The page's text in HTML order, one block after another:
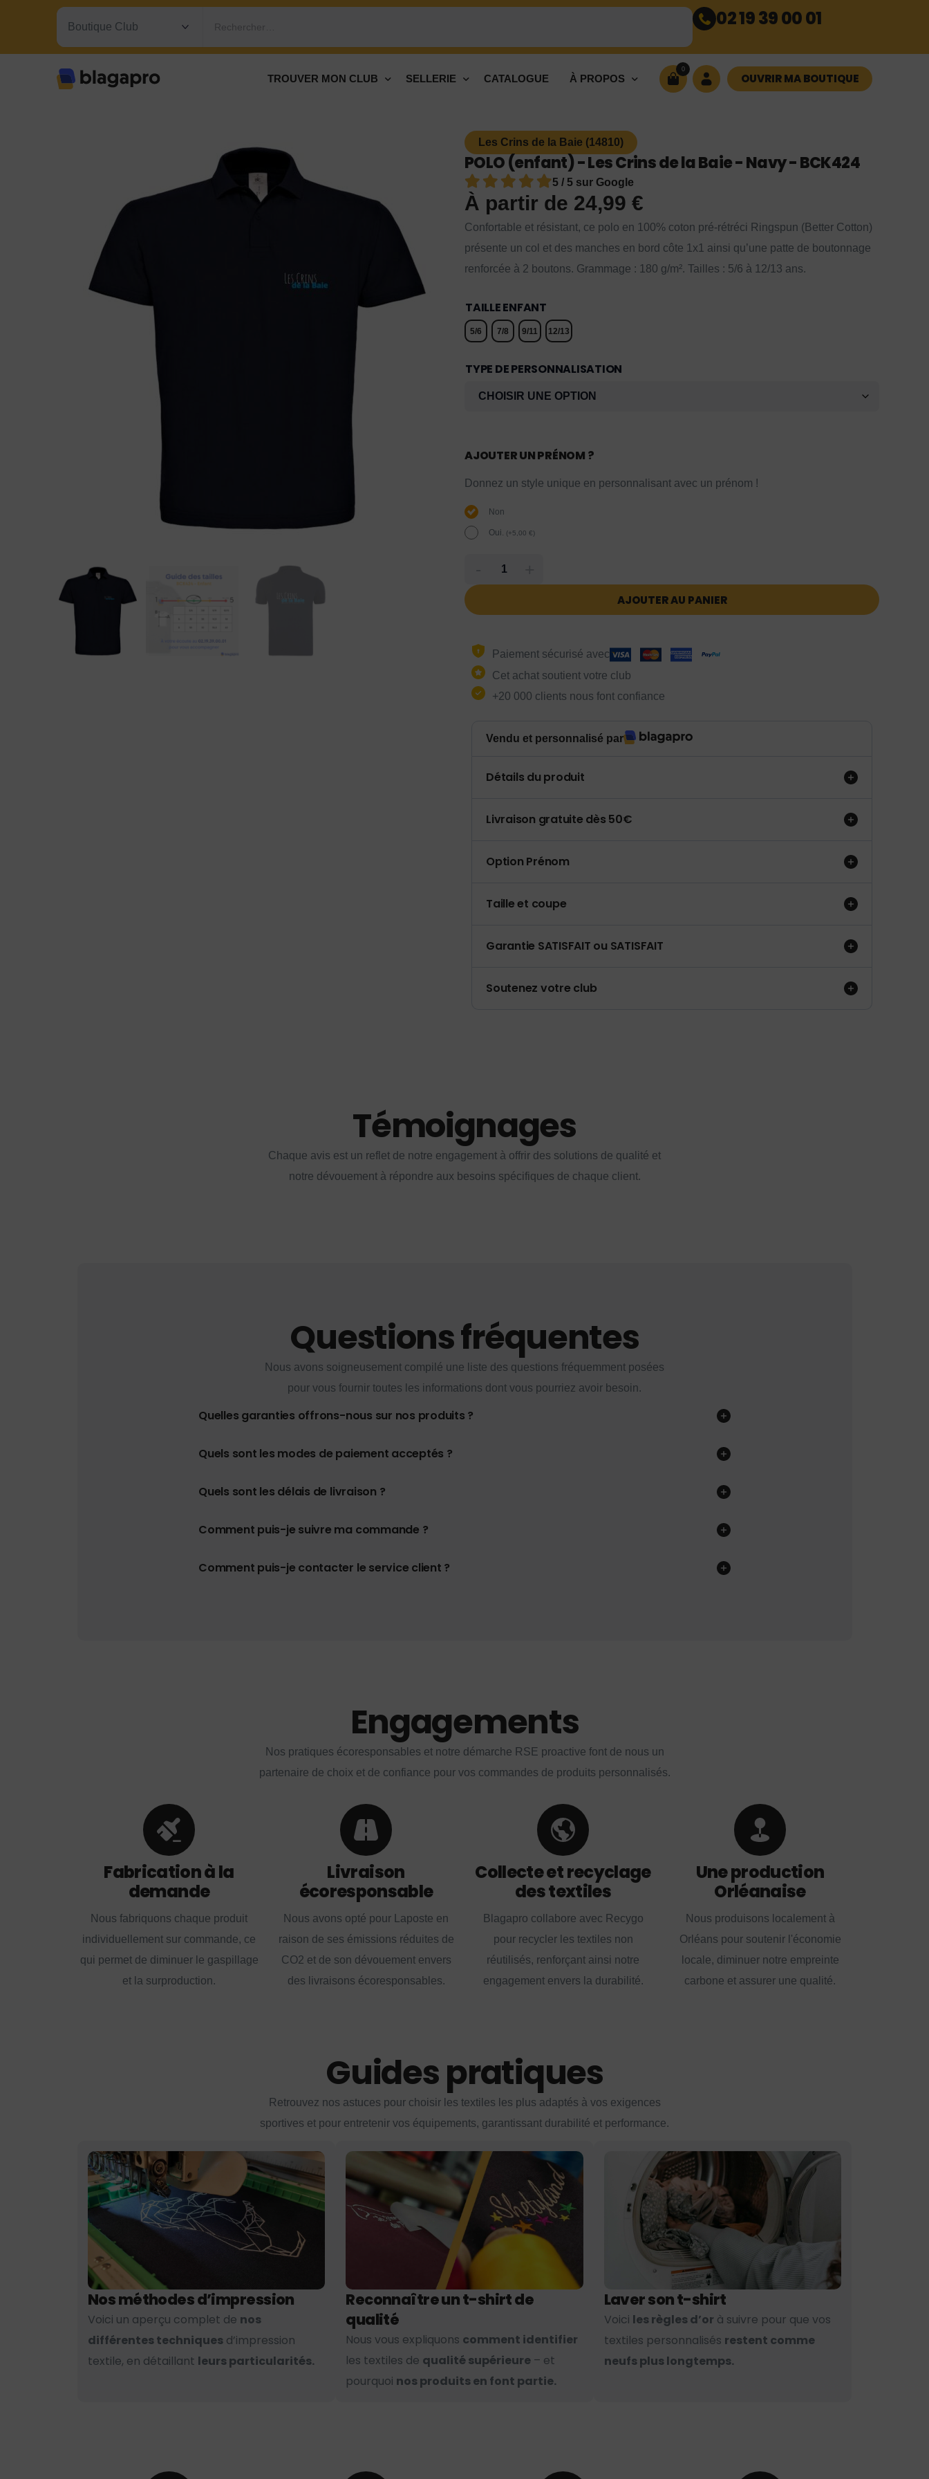
Rechercher… 02 19 39 00 01
TROUVER MON CLUB SELLERIE CATALOGUE À PROPOS
0
OUVRIR MA BOUTIQUE
Les Crins de la Baie (14810)
POLO (enfant) - Les Crins de la Baie - Navy - BCK424
5 / 5 sur Google
À partir de 24,99 €
Confortable et résistant, ce polo en 100% coton pré-rétréci Ringspun (Better Cotton)
présente un col et des manches en bord côte 1x1 ainsi qu’une patte de boutonnage
renforcée à 2 boutons. Grammage : 180 g/m². Tailles : 5/6 à 12/13 ans.
TAILLE ENFANT
5/6 7/8 9/11 12/13
TYPE DE PERSONNALISATION
AJOUTER UN PRÉNOM ?
Donnez un style unique en personnalisant avec un prénom !
Non
Oui. (+5,00 €)
AJOUTER AU PANIER
Paiement sécurisé avec
Cet achat soutient votre club
+20 000 clients nous font confiance
Vendu et personnalisé par
Détails du produit
Livraison gratuite dès 50€
Option Prénom
Taille et coupe
Garantie SATISFAIT ou SATISFAIT
Soutenez votre club
Témoignages
Chaque avis est un reflet de notre engagement à offrir des solutions de qualité et
notre dévouement à répondre aux besoins spécifiques de chaque client.
Questions fréquentes
Nous avons soigneusement compilé une liste des questions fréquemment posées
pour vous fournir toutes les informations dont vous pourriez avoir besoin.
Quelles garanties offrons-nous sur nos produits ?
Quels sont les modes de paiement acceptés ?
Quels sont les délais de livraison ?
Comment puis-je suivre ma commande ?
Comment puis-je contacter le service client ?
Engagements
Nos pratiques écoresponsables et notre démarche RSE proactive font de nous un
partenaire de choix et de confiance pour vos commandes de produits personnalisés.
Fabrication à la
demande
Nous fabriquons chaque produit
individuellement sur commande, ce
qui permet de diminuer le gaspillage
et la surproduction.
Livraison
écoresponsable
Nous avons opté pour Laposte en
raison de ses émissions réduites de
CO2 et de son dévouement envers
des livraisons écoresponsables.
Collecte et recyclage
des textiles
Blagapro collabore avec Recygo
pour recycler les textiles non
réutilisés, renforçant ainsi notre
engagement envers la durabilité.
Une production
Orléanaise
Nous produisons localement à
Orléans pour soutenir l'économie
locale, diminuer notre empreinte
carbone et assurer une qualité.
Guides pratiques
Retrouvez nos astuces pour choisir les textiles les plus adaptés à vos exigences
sportives et pour entretenir vos équipements, garantissant durabilité et performance.
Nos méthodes d’impression
Voici un aperçu complet de nos
différentes techniques d’impression
textile, en détaillant leurs particularités.
Reconnaître un t-shirt de
qualité
Nous vous expliquons comment identifier
les textiles de qualité supérieure – et
pourquoi nos produits en font partie.
Laver son t-shirt
Voici les règles d’or à suivre pour que vos
textiles personnalisés restent comme
neufs plus longtemps.